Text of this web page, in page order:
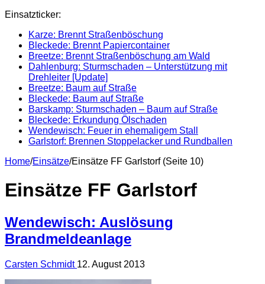
Einsatzticker:
Karze: Brennt Straßenböschung
Bleckede: Brennt Papiercontainer
Breetze: Brennt Straßenböschung am Wald
Dahlenburg: Sturmschaden – Unterstützung mit
Drehleiter [Update]
Breetze: Baum auf Straße
Bleckede: Baum auf Straße
Barskamp: Sturmschaden – Baum auf Straße
Bleckede: Erkundung Ölschaden
Wendewisch: Feuer in ehemaligem Stall
Garlstorf: Brennen Stoppelacker und Rundballen
Home/Einsätze/Einsätze FF Garlstorf (Seite 10)
Einsätze FF Garlstorf
Wendewisch: Auslösung
Brandmeldeanlage
Carsten Schmidt 12. August 2013